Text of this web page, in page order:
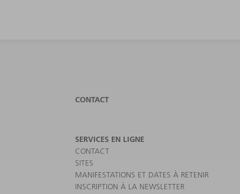
CONTACT
SERVICES EN LIGNE
CONTACT
SITES
MANIFESTATIONS ET DATES À RETENIR
INSCRIPTION À LA NEWSLETTER